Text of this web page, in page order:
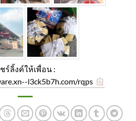
ร์ลิ้งค์ให้เพื่อน :
l3ck5b7h.com/rqps